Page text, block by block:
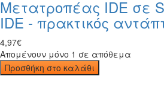
Μετατροπέας IDE σε
IDE - πρακτικός
4,97€
Απομένουν μόνο 1 σε απόθεμα
Προσθήκη στο καλάθι